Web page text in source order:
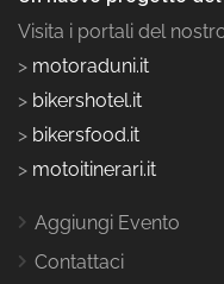
Visita i portali del
> motoraduni.it
> bikershotel.it
> bikersfood.it
> motoitinerari.it
Aggiungi Evento
Contattaci